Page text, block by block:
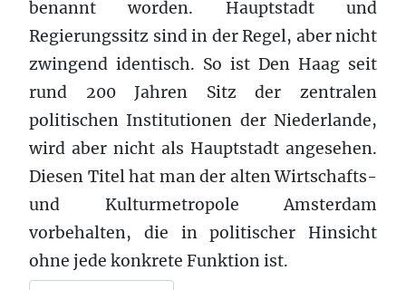
benannt worden. Hauptstadt und
Regierungssitz sind in der Regel, aber nicht
zwingend identisch. So ist Den Haag seit
rund 200 Jahren Sitz der zentralen
politischen Institutionen der Niederlande,
wird aber nicht als Hauptstadt angesehen.
Diesen Titel hat man der alten Wirtschafts-
und Kulturmetropole Amsterdam
vorbehalten, die in politischer Hinsicht
ohne jede konkrete Funktion ist.